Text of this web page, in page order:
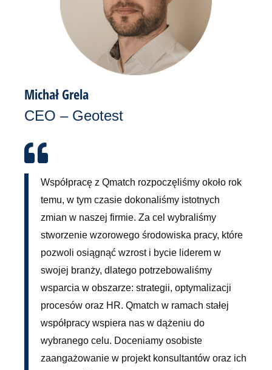
Michał Grela
CEO – Geotest
Współpracę z Qmatch rozpoczęliśmy około rok
temu, w tym czasie dokonaliśmy istotnych
zmian w naszej firmie. Za cel wybraliśmy
stworzenie wzorowego środowiska pracy, które
pozwoli osiągnąć wzrost i bycie liderem w
swojej branży, dlatego potrzebowaliśmy
wsparcia w obszarze: strategii, optymalizacji
procesów oraz HR. Qmatch w ramach stałej
współpracy wspiera nas w dążeniu do
wybranego celu. Doceniamy osobiste
zaangażowanie w projekt konsultantów oraz ich